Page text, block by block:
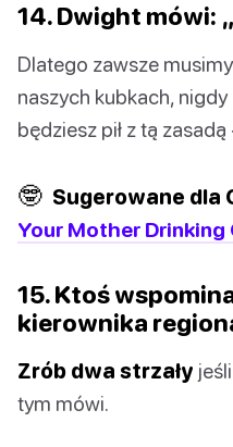
14. Dwight mówi:
Dlatego zawsze
naszych kubkach,
będziesz pił z tą
🤓 Sugerowane dla
Your Mother Drinking
15. Ktoś
kierownika
Zrób dwa strzały
tym mówi.